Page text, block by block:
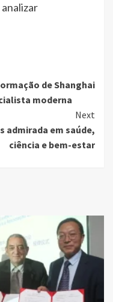
de Shanghai
moderna
Next
admirada em saúde,
ciência e bem-estar